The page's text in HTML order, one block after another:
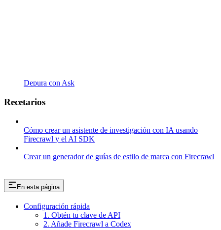
Depura con Ask
Recetarios
Cómo crear un asistente de investigación con IA usando
Firecrawl y el AI SDK
Crear un generador de guías de estilo de marca con Firecrawl
En esta página
Configuración rápida
1. Obtén tu clave de API
2. Añade Firecrawl a Codex